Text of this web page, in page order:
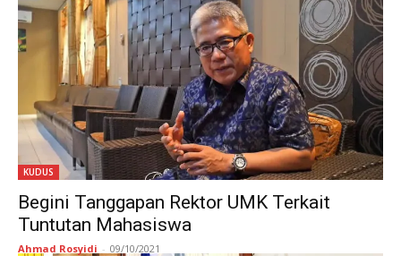
KUDUS
Begini Tanggapan Rektor UMK Terkait
Tuntutan Mahasiswa
Ahmad Rosyidi - 09/10/2021